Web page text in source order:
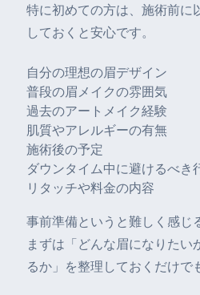
特に初めての方は、施術前に
しておくと安心です。
自分の理想の眉デザイン
普段の眉メイクの雰囲気
過去のアートメイク経験
肌質やアレルギーの有無
施術後の予定
ダウンタイム中に避けるべき
リタッチや料金の内容
事前準備というと難しく感じ
まずは「どんな眉になりたい
るか」を整理しておくだけで